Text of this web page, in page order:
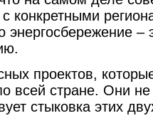
конкретными
энергосбережение –
проектов,
всей стране. Они
стыковка этих